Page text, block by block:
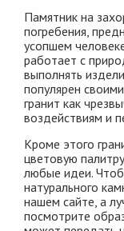
Памятник на
погребения,
усопшем
работает с
выполнять
популярен
гранит как
воздействиям и
Кроме этого
цветовую
любые идеи.
натурального
нашем сайте, а
посмотрите